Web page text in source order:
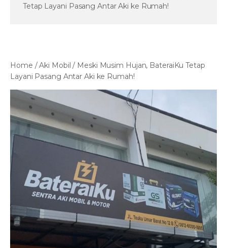
Tetap Layani Pasang Antar Aki ke Rumah!
Home /Aki Mobil / Meski Musim Hujan, BateraiKu Tetap
Layani Pasang Antar Aki ke Rumah!